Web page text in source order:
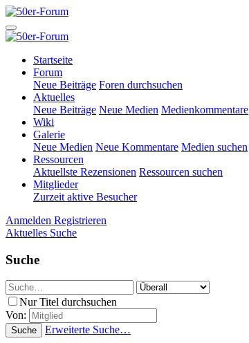
Startseite
Forum
Neue Beiträge Foren durchsuchen
Aktuelles
Neue Beiträge Neue Medien Medienkommentare
Wiki
Galerie
Neue Medien Neue Kommentare Medien suchen
Ressourcen
Aktuellste Rezensionen Ressourcen suchen
Mitglieder
Zurzeit aktive Besucher
Anmelden Registrieren
Aktuelles Suche
Suche
Nur Titel durchsuchen
Von:
Suche Erweiterte Suche…